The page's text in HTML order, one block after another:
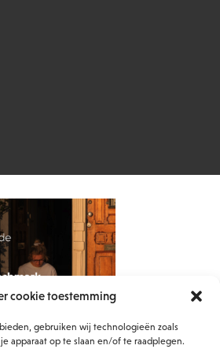
cookie toestemming
gebruiken wij technologieën zoals
apparaat op te slaan en/of te raadplegen.